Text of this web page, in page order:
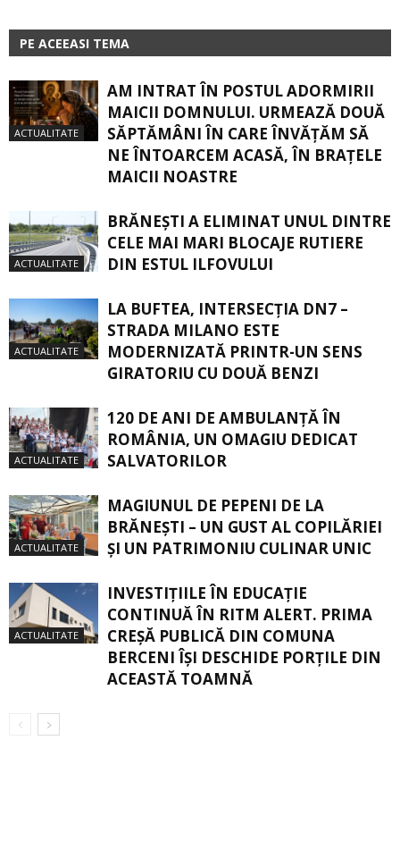
PE ACEEASI TEMA
ACTUALITATE
AM INTRAT ÎN POSTUL ADORMIRII
MAICII DOMNULUI. URMEAZĂ DOUĂ
SĂPTĂMÂNI ÎN CARE ÎNVĂŢĂM SĂ
NE ÎNTOARCEM ACASĂ, ÎN BRAŢELE
MAICII NOASTRE
ACTUALITATE
BRĂNEȘTI A ELIMINAT UNUL DINTRE
CELE MAI MARI BLOCAJE RUTIERE
DIN ESTUL ILFOVULUI
ACTUALITATE
LA BUFTEA, INTERSECŢIA DN7 –
STRADA MILANO ESTE
MODERNIZATĂ PRINTR-UN SENS
GIRATORIU CU DOUĂ BENZI
ACTUALITATE
120 DE ANI DE AMBULANȚĂ ÎN
ROMÂNIA, UN OMAGIU DEDICAT
SALVATORILOR
ACTUALITATE
MAGIUNUL DE PEPENI DE LA
BRĂNEŞTI – UN GUST AL COPILĂRIEI
ŞI UN PATRIMONIU CULINAR UNIC
ACTUALITATE
INVESTIȚIILE ÎN EDUCAȚIE
CONTINUĂ ÎN RITM ALERT. PRIMA
CREŞĂ PUBLICĂ DIN COMUNA
BERCENI ÎŞI DESCHIDE PORŢILE DIN
ACEASTĂ TOAMNĂ